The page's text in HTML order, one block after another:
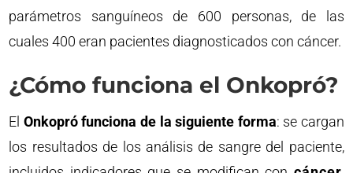
parámetros sanguíneos de 600 personas, de las
cuales 400 eran pacientes diagnosticados con cáncer.
¿Cómo funciona el Onkopró?
El Onkopró funciona de la siguiente forma: se cargan
los resultados de los análisis de sangre del paciente,